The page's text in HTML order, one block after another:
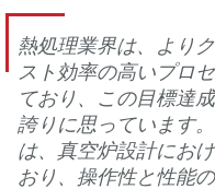
熱処理業界は、より
スト効率の高いプロ
ており、この目標達
誇りに思っています
は、真空炉設計にお
おり、操作性と性能